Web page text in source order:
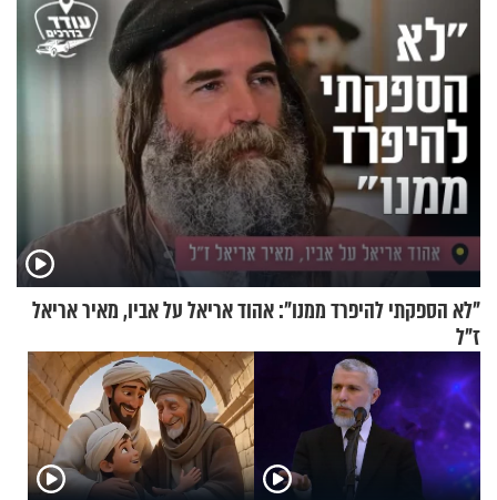
"לא הספקתי להיפרד ממנו": אהוד אריאל על אביו, מאיר אריאל
ז"ל